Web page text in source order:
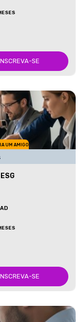
SE
UM AMIGO
SE